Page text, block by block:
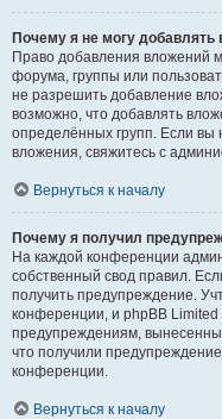
Почему я не могу добавлять
Право добавления вложений
форума, группы или
не разрешить добавление
возможно, что добавлять
определённых групп. Если вы
вложения, свяжитесь с
Вернуться к началу
Почему я получил
На каждой конференции
собственный свод правил.
получить предупреждение.
конференции, и phpBB Limited
предупреждениям,
что получили
конференции.
Вернуться к началу